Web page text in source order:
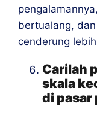
bertualang,
cenderung
Carilah
skala
di pasar